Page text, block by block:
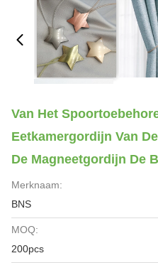
Van Het
Eetkamergordijn Van
De Magneetgordijn De
Merknaam:
BNS
MOQ:
200pcs